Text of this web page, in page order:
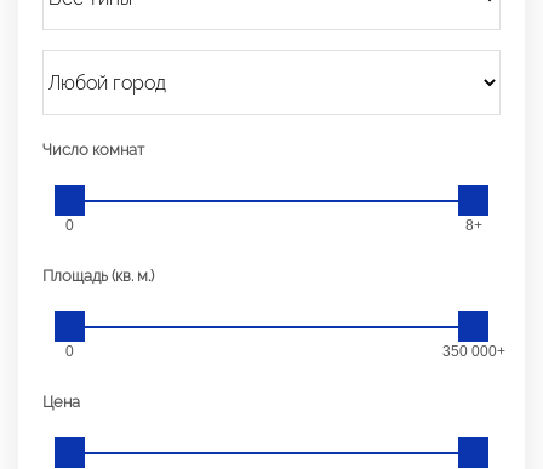
Число комнат
0 8+
Площадь (кв. м.)
0 350 000+
Цена